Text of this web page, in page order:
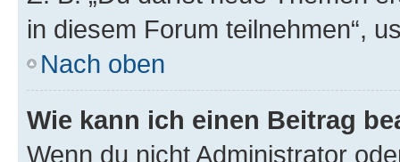
in diesem Forum teilnehmen“,
Nach oben
Wie kann ich einen Beitrag
Wenn du nicht Administrator